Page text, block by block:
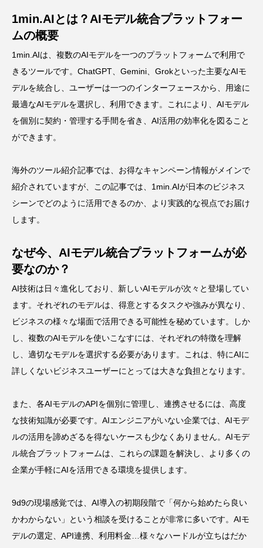
1min.AIとは？AIモデル統合プラットフォー
ムの概要
1min.AIは、複数のAIモデルを一つのプラットフォームで利用で
きるツールです。ChatGPT、Gemini、Grokといった主要なAIモ
デルを統合し、ユーザーは一つのインターフェースから、用途に
最適なAIモデルを選択し、利用できます。これにより、AIモデル
を個別に契約・管理する手間を省き、AI活用の効率化を図ること
ができます。
海外のツール紹介記事では、お得なキャンペーン情報がメインで
紹介されていますが、この記事では、1min.AIが日本のビジネス
シーンでどのように活用できるのか、より実践的な視点でお届け
します。
なぜ今、AIモデル統合プラットフォームが必
要なのか？
AI技術は日々進化しており、新しいAIモデルが次々と登場してい
ます。それぞれのモデルは、得意とするタスクや強みが異なり、
ビジネスの様々な場面で活用できる可能性を秘めています。しか
し、複数のAIモデルを使いこなすには、それぞれの特徴を理解
し、適切なモデルを選択する必要があります。これは、特にAIに
詳しくないビジネスユーザーにとっては大きな負担となります。
また、各AIモデルのAPIを個別に管理し、連携させるには、高度
な技術知識が必要です。AIエンジニアがいない企業では、AIモデ
ルの活用を諦めざるを得ないケースも少なくありません。AIモデ
ル統合プラットフォームは、これらの課題を解決し、より多くの
企業が手軽にAIを活用できる環境を提供します。
9d9の現場感覚では、AI導入の初期段階で「何から始めたら良い
かわからない」という相談を受けることが非常に多いです。AIモ
デルの選定、API連携、利用料金…様々なハードルが立ちはだか